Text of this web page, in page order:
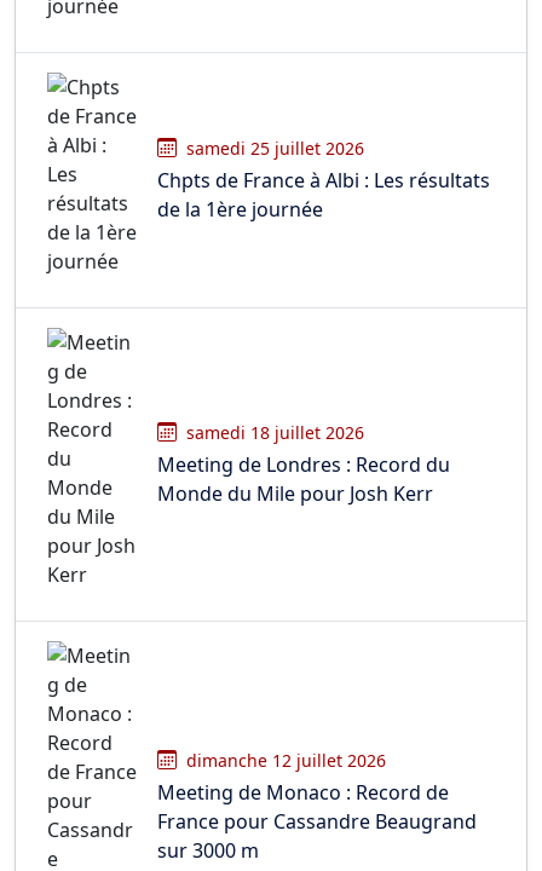
samedi 25 juillet 2026
Chpts de France à Albi : Les résultats
de la 1ère journée
samedi 18 juillet 2026
Meeting de Londres : Record du
Monde du Mile pour Josh Kerr
dimanche 12 juillet 2026
Meeting de Monaco : Record de
France pour Cassandre Beaugrand
sur 3000 m